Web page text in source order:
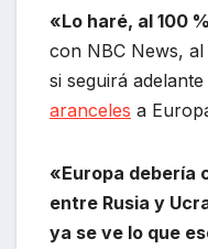
«Lo haré, al 100
con NBC News,
si seguirá
aranceles a
«Europa debería
entre Rusia y
ya se ve lo que